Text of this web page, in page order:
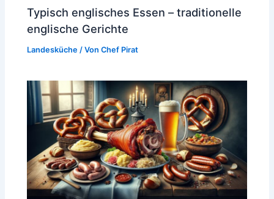
Typisch englisches Essen – traditionelle
englische Gerichte
Landesküche / VonChef Pirat